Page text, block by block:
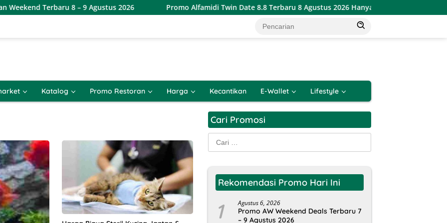
Terbaru 8 – 9 Agustus 2026 Promo Alfamidi Twin Date 8.8 Terbaru 8 Agustus 2026 Hanya 1 Hari
Katalog Promo Restoran Harga Kecantikan E-Wallet Lifestyle
Cari Promosi
Cari
untuk:
Rekomendasi Promo Hari Ini
1 Agustus 6, 2026
Promo AW Weekend Deals Terbaru 7
– 9 Agustus 2026